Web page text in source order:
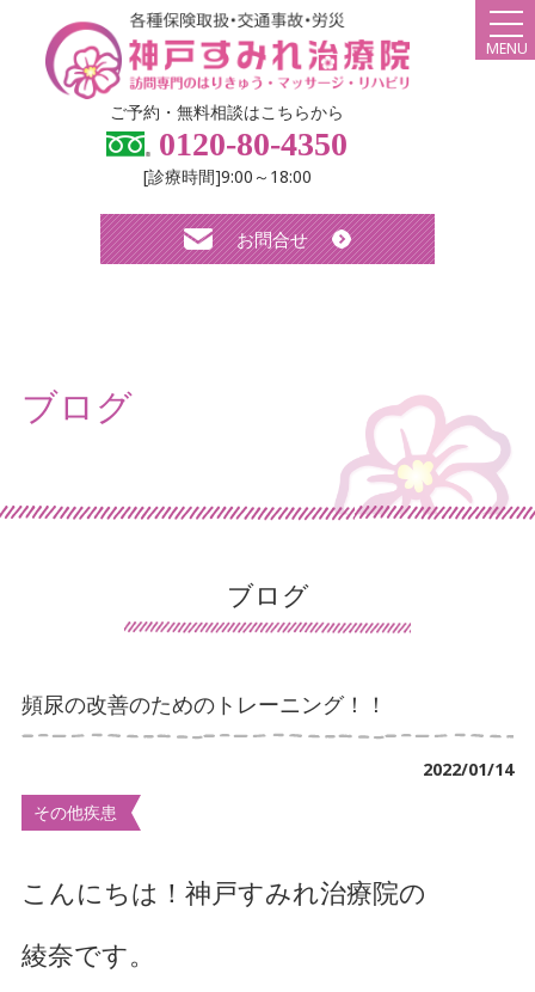
ご予約・無料相談はこちらから
0120-80-4350
[診療時間]9:00～18:00
お問合せ
MENU
弊社について
スタッフ紹介
診療メニュー・料金
求人について
ブログ
マッサージ・リハビリについて
デイサービスについて
ブログ
ブログ
頻尿の改善のためのトレーニング！！
2022/01/14
その他疾患
こんにちは！神戸すみれ治療院の
綾奈です。